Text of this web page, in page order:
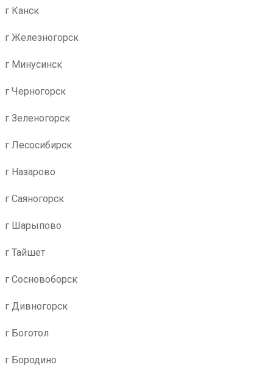
г Канск
г Железногорск
г Минусинск
г Черногорск
г Зеленогорск
г Лесосибирск
г Назарово
г Саяногорск
г Шарыпово
г Тайшет
г Сосновоборск
г Дивногорск
г Боготол
г Бородино